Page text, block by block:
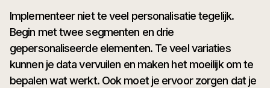
Implementeer niet te veel personalisatie tegelijk.
Begin met twee segmenten en drie
gepersonaliseerde elementen. Te veel variaties
kunnen je data vervuilen en maken het moeilijk om te
bepalen wat werkt. Ook moet je ervoor zorgen dat je